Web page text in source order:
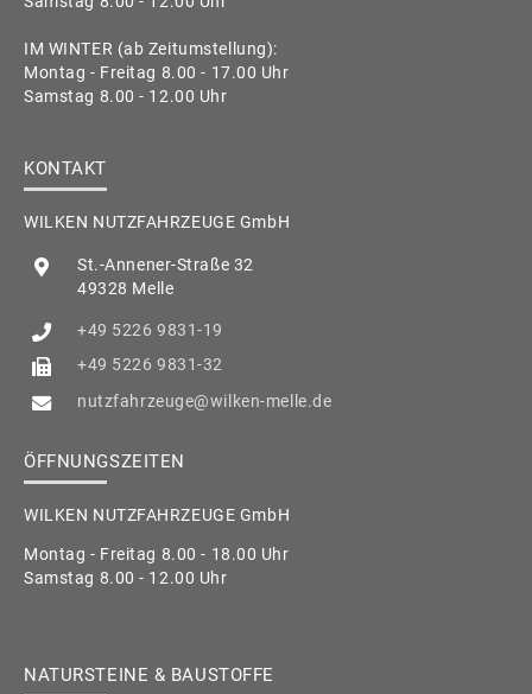
IM WINTER (ab Zeitumstellung):
Montag - Freitag 8.00 - 17.00 Uhr
Samstag 8.00 - 12.00 Uhr
KONTAKT
WILKEN NUTZFAHRZEUGE GmbH
St.-Annener-Straße 32
49328 Melle
+49 5226 9831-19
+49 5226 9831-32
nutzfahrzeuge@wilken-melle.de
ÖFFNUNGSZEITEN
WILKEN NUTZFAHRZEUGE GmbH
Montag - Freitag 8.00 - 18.00 Uhr
Samstag 8.00 - 12.00 Uhr
NATURSTEINE & BAUSTOFFE